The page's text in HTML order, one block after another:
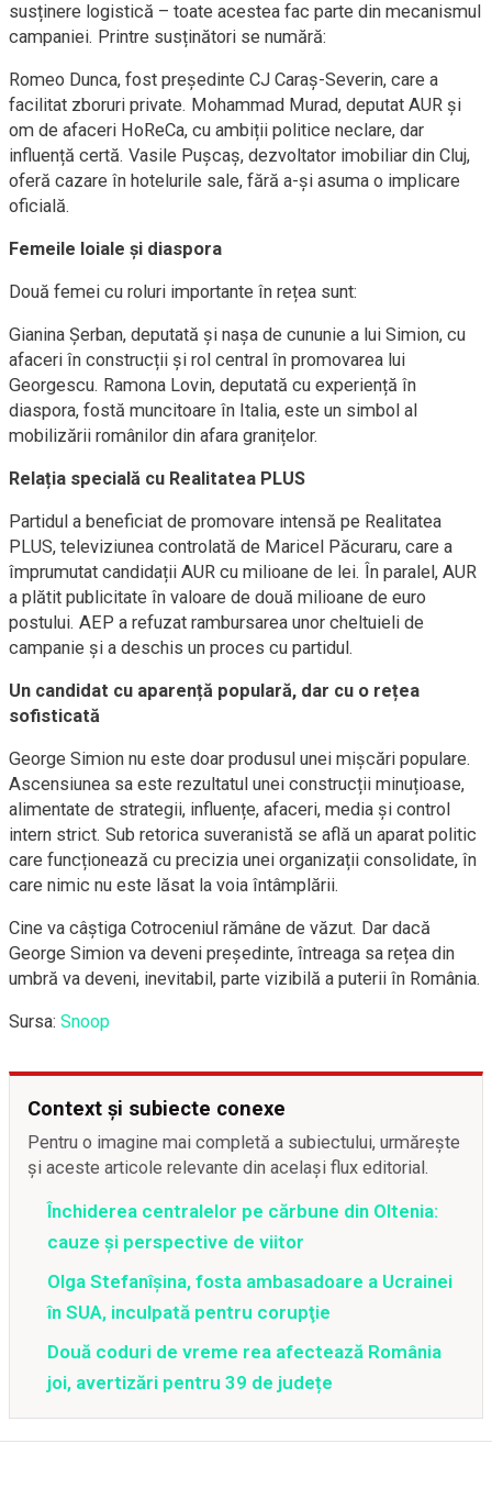
susținere logistică – toate acestea fac parte din mecanismul
campaniei. Printre susținători se numără:
Romeo Dunca, fost președinte CJ Caraș-Severin, care a
facilitat zboruri private. Mohammad Murad, deputat AUR și
om de afaceri HoReCa, cu ambiții politice neclare, dar
influență certă. Vasile Pușcaș, dezvoltator imobiliar din Cluj,
oferă cazare în hotelurile sale, fără a-și asuma o implicare
oficială.
Femeile loiale și diaspora
Două femei cu roluri importante în rețea sunt:
Gianina Șerban, deputată și nașa de cununie a lui Simion, cu
afaceri în construcții și rol central în promovarea lui
Georgescu. Ramona Lovin, deputată cu experiență în
diaspora, fostă muncitoare în Italia, este un simbol al
mobilizării românilor din afara granițelor.
Relația specială cu Realitatea PLUS
Partidul a beneficiat de promovare intensă pe Realitatea
PLUS, televiziunea controlată de Maricel Păcuraru, care a
împrumutat candidații AUR cu milioane de lei. În paralel, AUR
a plătit publicitate în valoare de două milioane de euro
postului. AEP a refuzat rambursarea unor cheltuieli de
campanie și a deschis un proces cu partidul.
Un candidat cu aparență populară, dar cu o rețea
sofisticată
George Simion nu este doar produsul unei mișcări populare.
Ascensiunea sa este rezultatul unei construcții minuțioase,
alimentate de strategii, influențe, afaceri, media și control
intern strict. Sub retorica suveranistă se află un aparat politic
care funcționează cu precizia unei organizații consolidate, în
care nimic nu este lăsat la voia întâmplării.
Cine va câștiga Cotroceniul rămâne de văzut. Dar dacă
George Simion va deveni președinte, întreaga sa rețea din
umbră va deveni, inevitabil, parte vizibilă a puterii în România.
Sursa: Snoop
Context și subiecte conexe
Pentru o imagine mai completă a subiectului, urmărește
și aceste articole relevante din același flux editorial.
Închiderea centralelor pe cărbune din Oltenia:
cauze și perspective de viitor
Olga Stefanîşina, fosta ambasadoare a Ucrainei
în SUA, inculpată pentru corupţie
Două coduri de vreme rea afectează România
joi, avertizări pentru 39 de județe